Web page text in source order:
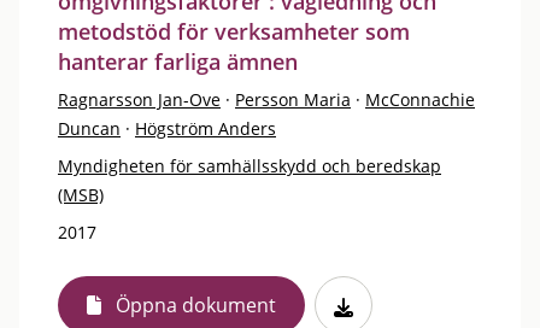
metodstöd för verksamheter som
hanterar farliga ämnen
Ragnarsson Jan-Ove · Persson Maria · McConnachie
Duncan · Högström Anders
Myndigheten för samhällsskydd och beredskap
(MSB)
2017
Öppna dokument